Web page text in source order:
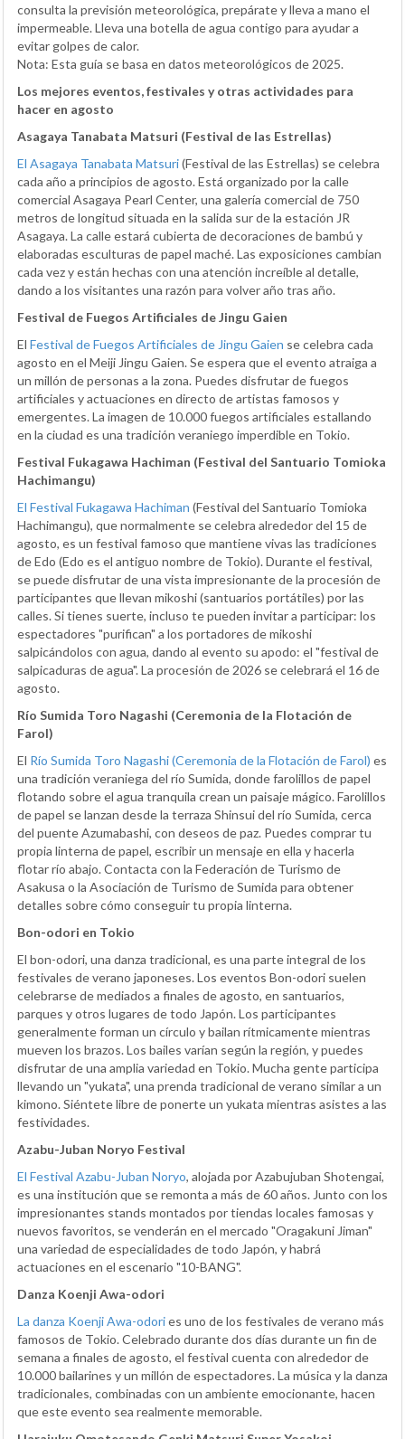
consulta la previsión meteorológica, prepárate y lleva a mano el
impermeable. Lleva una botella de agua contigo para ayudar a
evitar golpes de calor.
Nota: Esta guía se basa en datos meteorológicos de 2025.
Los mejores eventos, festivales y otras actividades para
hacer en agosto
Asagaya Tanabata Matsuri (Festival de las Estrellas)
El Asagaya Tanabata Matsuri(Festival de las Estrellas) se celebra
cada año a principios de agosto. Está organizado por la calle
comercial Asagaya Pearl Center, una galería comercial de 750
metros de longitud situada en la salida sur de la estación JR
Asagaya. La calle estará cubierta de decoraciones de bambú y
elaboradas esculturas de papel maché. Las exposiciones cambian
cada vez y están hechas con una atención increíble al detalle,
dando a los visitantes una razón para volver año tras año.
Festival de Fuegos Artificiales de Jingu Gaien
El Festival de Fuegos Artificiales de Jingu Gaien se celebra cada
agosto en el Meiji Jingu Gaien. Se espera que el evento atraiga a
un millón de personas a la zona. Puedes disfrutar de fuegos
artificiales y actuaciones en directo de artistas famosos y
emergentes. La imagen de 10.000 fuegos artificiales estallando
en la ciudad es una tradición veraniego imperdible en Tokio.
Festival Fukagawa Hachiman (Festival del Santuario Tomioka
Hachimangu)
El Festival Fukagawa Hachiman (Festival del Santuario Tomioka
Hachimangu), que normalmente se celebra alrededor del 15 de
agosto, es un festival famoso que mantiene vivas las tradiciones
de Edo (Edo es el antiguo nombre de Tokio). Durante el festival,
se puede disfrutar de una vista impresionante de la procesión de
participantes que llevan mikoshi (santuarios portátiles) por las
calles. Si tienes suerte, incluso te pueden invitar a participar: los
espectadores "purifican" a los portadores de mikoshi
salpicándolos con agua, dando al evento su apodo: el "festival de
salpicaduras de agua". La procesión de 2026 se celebrará el 16 de
agosto.
Río Sumida Toro Nagashi (Ceremonia de la Flotación de
Farol)
El Río Sumida Toro Nagashi (Ceremonia de la Flotación de Farol) es
una tradición veraniega del río Sumida, donde farolillos de papel
flotando sobre el agua tranquila crean un paisaje mágico. Farolillos
de papel se lanzan desde la terraza Shinsui del río Sumida, cerca
del puente Azumabashi, con deseos de paz. Puedes comprar tu
propia linterna de papel, escribir un mensaje en ella y hacerla
flotar río abajo. Contacta con la Federación de Turismo de
Asakusa o la Asociación de Turismo de Sumida para obtener
detalles sobre cómo conseguir tu propia linterna.
Bon-odori en Tokio
El bon-odori, una danza tradicional, es una parte integral de los
festivales de verano japoneses. Los eventos Bon-odori suelen
celebrarse de mediados a finales de agosto, en santuarios,
parques y otros lugares de todo Japón. Los participantes
generalmente forman un círculo y bailan rítmicamente mientras
mueven los brazos. Los bailes varían según la región, y puedes
disfrutar de una amplia variedad en Tokio. Mucha gente participa
llevando un "yukata", una prenda tradicional de verano similar a un
kimono. Siéntete libre de ponerte un yukata mientras asistes a las
festividades.
Azabu-Juban Noryo Festival
El Festival Azabu-Juban Noryo, alojada por Azabujuban Shotengai,
es una institución que se remonta a más de 60 años. Junto con los
impresionantes stands montados por tiendas locales famosas y
nuevos favoritos, se venderán en el mercado "Oragakuni Jiman"
una variedad de especialidades de todo Japón, y habrá
actuaciones en el escenario "10-BANG".
Danza Koenji Awa-odori
La danza Koenji Awa-odories uno de los festivales de verano más
famosos de Tokio. Celebrado durante dos días durante un fin de
semana a finales de agosto, el festival cuenta con alrededor de
10.000 bailarines y un millón de espectadores. La música y la danza
tradicionales, combinadas con un ambiente emocionante, hacen
que este evento sea realmente memorable.